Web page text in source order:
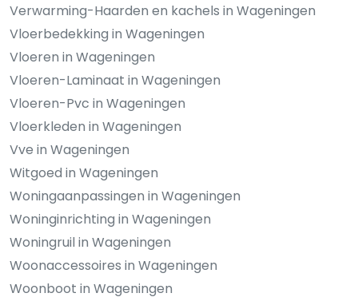
Verwarming-Haarden en kachels in Wageningen
Vloerbedekking in Wageningen
Vloeren in Wageningen
Vloeren-Laminaat in Wageningen
Vloeren-Pvc in Wageningen
Vloerkleden in Wageningen
Vve in Wageningen
Witgoed in Wageningen
Woningaanpassingen in Wageningen
Woninginrichting in Wageningen
Woningruil in Wageningen
Woonaccessoires in Wageningen
Woonboot in Wageningen